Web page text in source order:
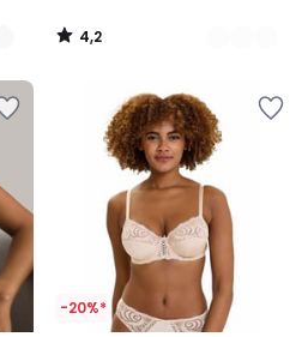
4,2
/
-20%*